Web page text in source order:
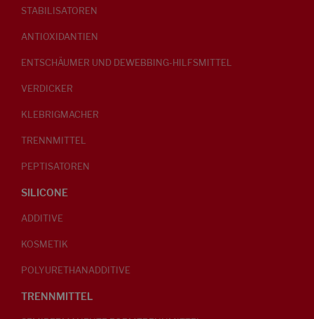
STABILISATOREN
ANTIOXIDANTIEN
ENTSCHÄUMER UND DEWEBBING-HILFSMITTEL
VERDICKER
KLEBRIGMACHER
TRENNMITTEL
PEPTISATOREN
SILICONE
ADDITIVE
KOSMETIK
POLYURETHANADDITIVE
TRENNMITTEL